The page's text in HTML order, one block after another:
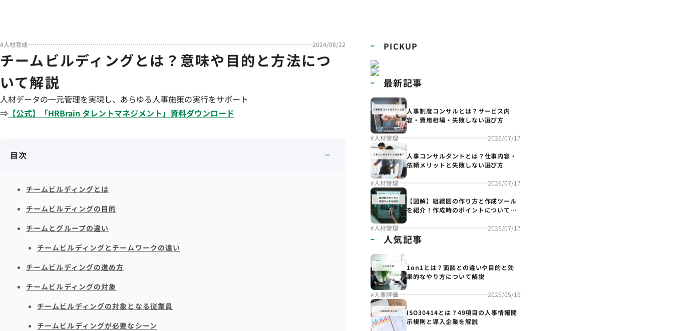
#人材育成 2024/08/22
チームビルディングとは？意味や目的と方法につ
いて解説
人材データの一元管理を実現し、あらゆる人事施策の実行をサポート
⇒ 【公式】「HRBrain タレントマネジメント」資料ダウンロード
目次
チームビルディングとは
チームビルディングの目的
チームとグループの違い
チームビルディングとチームワークの違い
チームビルディングの進め方
チームビルディングの対象
チームビルディングの対象となる従業員
チームビルディングが必要なシーン
PICKUP
最新記事
人事制度コンサルとは？サービス内
容・費用相場・失敗しない選び方
#人材管理 2026/07/17
人事コンサルタントとは？仕事内容・
依頼メリットと失敗しない選び方
#人材管理 2026/07/17
【図解】組織図の作り方と作成ツール
を紹介！作成時のポイントについても
#人材管理 2026/07/17
人気記事
1on1とは？面談との違いや目的と効
果的なやり方について解説
#人事評価 2025/05/16
ISO30414とは？49項目の人事情報開
示規則と導入企業を解説